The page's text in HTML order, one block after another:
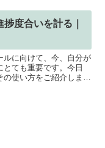
度合いを計る｜
ルに向けて、今、自分が
ても重要です。今日
使い方をご紹介しま